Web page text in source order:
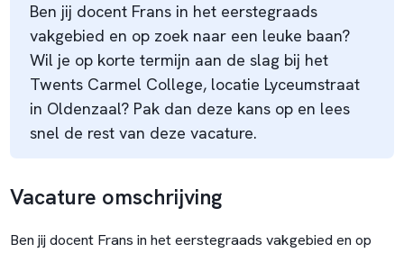
Ben jij docent Frans in het eerstegraads
vakgebied en op zoek naar een leuke baan?
Wil je op korte termijn aan de slag bij het
Twents Carmel College, locatie Lyceumstraat
in Oldenzaal? Pak dan deze kans op en lees
snel de rest van deze vacature.
Vacature omschrijving
Ben jij docent Frans in het eerstegraads vakgebied en op